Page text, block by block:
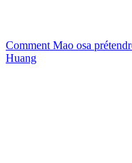
Comment Mao osa
Huang